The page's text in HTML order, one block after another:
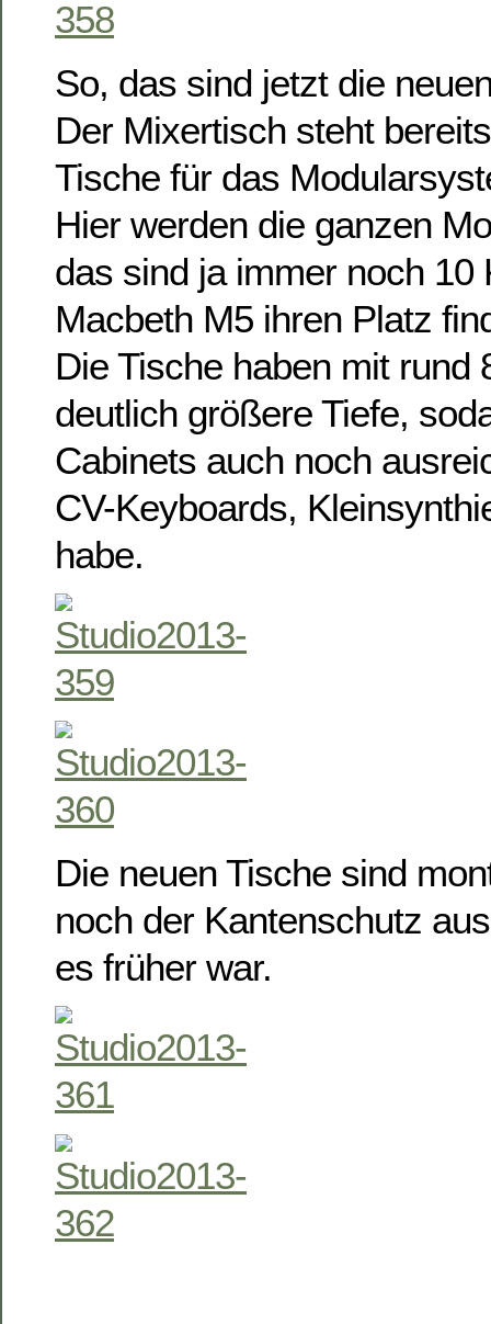
So, das sind jetzt die
Der Mixertisch steht
Tische für das
Hier werden die ganzen
das sind ja immer noch 10
Macbeth M5 ihren Platz
Die Tische haben mit rund
deutlich größere Tiefe,
Cabinets auch noch
CV-Keyboards,
habe.
Die neuen Tische sind
noch der Kantenschutz
es früher war.